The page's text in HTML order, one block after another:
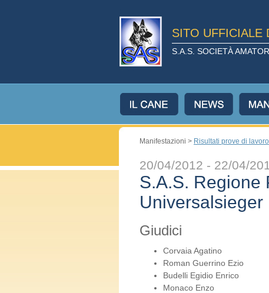
SITO UFFICIALE
S.A.S. SOCIETÀ
Manifestazioni > Risultati prove di lavoro
20/04/2012 - 22/04/
S.A.S. Regione
Universalsieger
Giudici
Corvaia Agatino
Roman Guerrino Ezio
Budelli Egidio Enrico
Monaco Enzo